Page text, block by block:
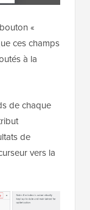
«
ces champs
à la
de chaque
de
vers la